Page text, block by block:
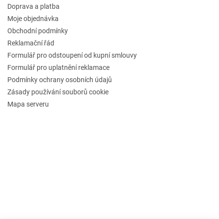
Doprava a platba
Moje objednávka
Obchodní podmínky
Reklamační řád
Formulář pro odstoupení od kupní smlouvy
Formulář pro uplatnění reklamace
Podmínky ochrany osobních údajů
Zásady používání souborů cookie
Mapa serveru